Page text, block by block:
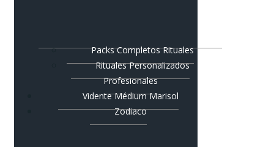
Packs Completos Rituales
Rituales Personalizados
Profesionales
Vidente Médium Marisol
Zodiaco